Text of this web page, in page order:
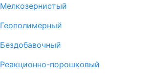
Мелкозернистый
Геополимерный
Бездобавочный
Реакционно-порошковый